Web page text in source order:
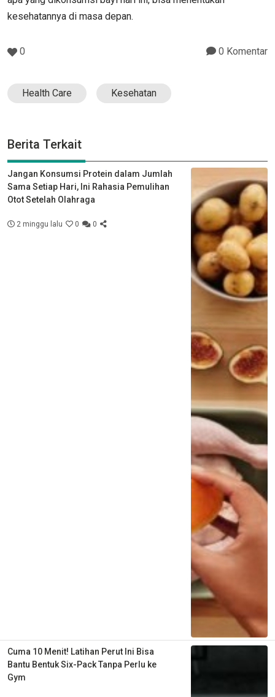
kesehatannya di masa depan.
0 0 Komentar
Health Care Kesehatan
Berita Terkait
Jangan Konsumsi Protein dalam Jumlah
Sama Setiap Hari, Ini Rahasia Pemulihan
Otot Setelah Olahraga
2 minggu lalu 0 0
Cuma 10 Menit! Latihan Perut Ini Bisa
Bantu Bentuk Six-Pack Tanpa Perlu ke
Gym